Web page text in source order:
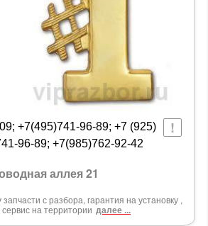
+7(495)741-96-89; +7 (925)
96-89; +7(985)762-92-42
аллея 21
с разбора, гарантия на установку ,
на территории далее ...